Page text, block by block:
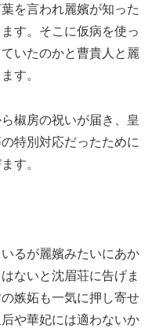
を言われ麗嬪が知った
す。そこに仮病を使っ
いたのかと曹貴人と麗
す。
椒房の祝いが届き、皇
特別対応だったために
す。
るが麗嬪みたいにあか
ないと沈眉荘に告げま
嫉妬も一気に押し寄せ
や華妃には適わないか